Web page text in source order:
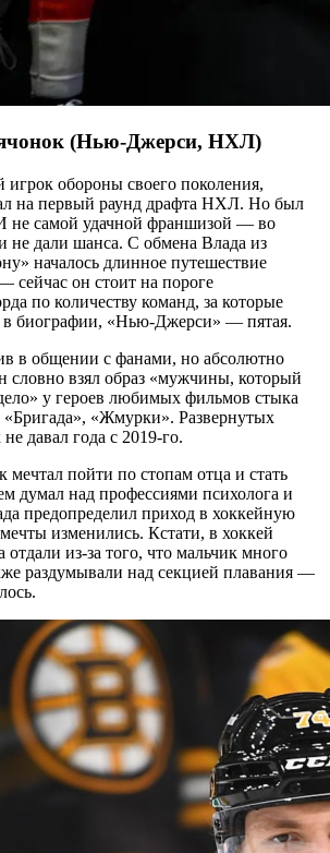
(Нью-Джерси, НХЛ)
обороны своего поколения,
на первый раунд драфта НХЛ. Но был
не самой удачной франшизой — во
не дали шанса. С обмена Влада из
началось длинное путешествие
сейчас он стоит на пороге
по количеству команд, за которые
в биографии, «Нью-Джерси» — пятая.
в общении с фанами, но абсолютно
взял образ «мужчины, который
у героев любимых фильмов стыка
«Жмурки». Развернутых
давал года с 2019-го.
мечтал пойти по стопам отца и стать
думал над профессиями психолога и
предопределил приход в хоккейную
изменились. Кстати, в хоккей
из-за того, что мальчик много
раздумывали над секцией плавания —